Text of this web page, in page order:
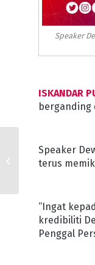
Speaker
ISKANDAR
berganding
Speaker
terus
“Ingat
kredibiliti
Penggal
NAZRI ANGKAT
AHLI DEWAN NEGERI